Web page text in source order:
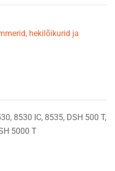
hekilõikurid ja
8530 IC, 8535, DSH 500 T,
5000 T